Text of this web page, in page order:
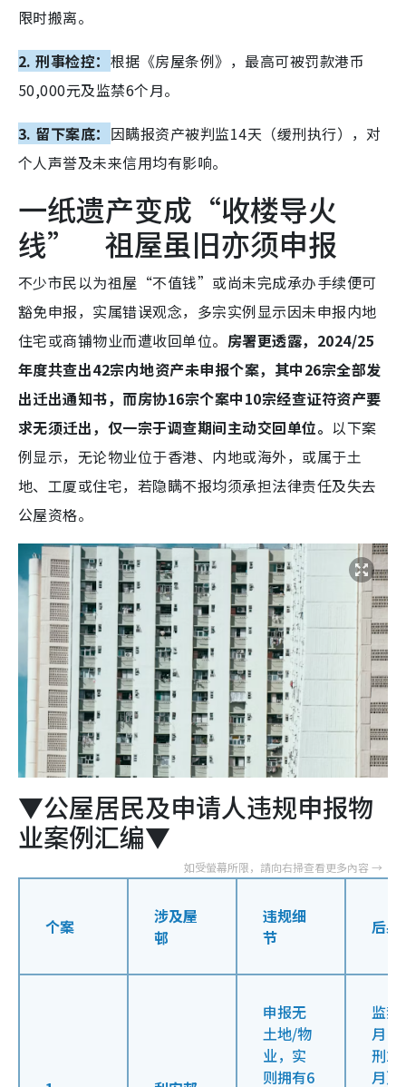
限时搬离。
2. 刑事检控： 根据《房屋条例》，最高可被罚款港币
50,000元及监禁6个月。
3. 留下案底： 因瞒报资产被判监14天（缓刑执行），对
个人声誉及未来信用均有影响。
一纸遗产变成“收楼导火
线” 祖屋虽旧亦须申报
不少市民以为祖屋“不值钱”或尚未完成承办手续便可
豁免申报，实属错误观念，多宗实例显示因未申报内地
住宅或商铺物业而遭收回单位。 房署更透露，2024/25
年度共查出42宗内地资产未申报个案，其中26宗全部发
出迁出通知书，而房协16宗个案中10宗经查证符资产要
求无须迁出，仅一宗于调查期间主动交回单位。 以下案
例显示，无论物业位于香港、内地或海外，或属于土
地、工厦或住宅，若隐瞒不报均须承担法律责任及失去
公屋资格。
▼公屋居民及申请人违规申报物
业案例汇编▼
个案
涉及屋
邨
违规细
节
后果
申报无
土地/物
业，实
则拥有6
监禁
月（
刑
月）